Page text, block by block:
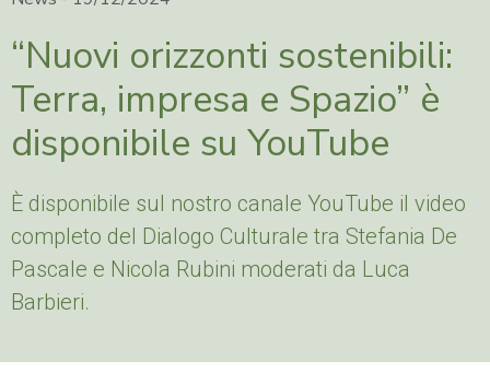
“Nuovi orizzonti sostenibili:
Terra, impresa e Spazio” è
disponibile su YouTube
È disponibile sul nostro canale YouTube il video
completo del Dialogo Culturale tra Stefania De
Pascale e Nicola Rubini moderati da Luca
Barbieri.